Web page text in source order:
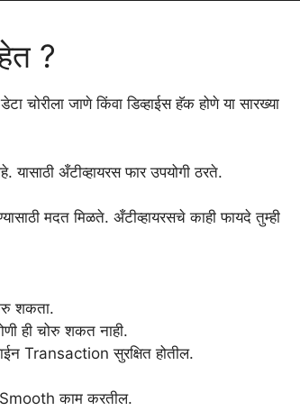
?
जाणे किंवा डिव्हाईस हॅक होणे या सारख्या
अँटीव्हायरस फार उपयोगी ठरते.
मदत मिळते. अँटीव्हायरसचे काही फायदे तुम्ही
शकता.
ही चोरु शकत नाही.
Transaction सुरक्षित होतील.
काम करतील.